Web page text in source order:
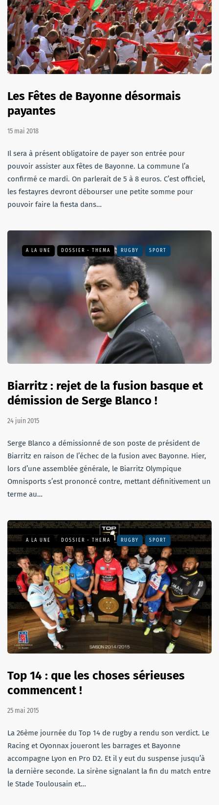
Les Fêtes de Bayonne désormais
payantes
15 mai 2018
Il sera à présent obligatoire de payer son entrée pour
pouvoir assister aux fêtes de Bayonne. La commune l’a
confirmé ce mardi. On parlerait de 5 à 8 euros. C’est officiel,
les festayres devront débourser une petite somme pour
pouvoir faire la fiesta dans…
A LA UNE DOSSIER - THEMA RUGBY SPORT
Biarritz : rejet de la fusion basque et
démission de Serge Blanco !
24 juin 2015
Serge Blanco a démissionné de son poste de président de
Biarritz en raison de l’échec de la fusion avec Bayonne. Hier,
lors d’une assemblée générale, le Biarritz Olympique
Omnisports s’est prononcé contre, mettant définitivement un
terme au…
A LA UNE DOSSIER - THEMA RUGBY SPORT
Top 14 : que les choses sérieuses
commencent !
25 mai 2015
La 26ème journée du Top 14 de rugby a rendu son verdict. Le
Racing et Oyonnax joueront les barrages et Bayonne
accompagne Lyon en Pro D2. Et il y eut du suspense jusqu’à
la dernière seconde. La sirène signalant la fin du match entre
le Stade Toulousain et…